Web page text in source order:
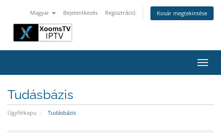
Magyar Bejelentkezés Regisztráció Kosár megtekintése
a
Tudásbázis
Ügyfélkapu Tudásbázis